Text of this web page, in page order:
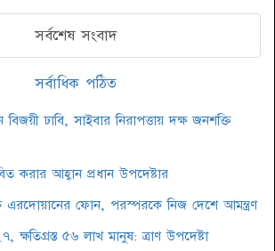
সর্বশেষ সংবাদ
সর্বাধিক পঠিত
বিজয়ী ঢাবি, সাইবার নিরাপত্তায় দক্ষ জনশক্তি
করার আহ্বান প্রধান উপদেষ্টার
এরদোয়ানের ফোন, পরস্পরকে নিজ দেশে আমন্ত্রণ
ক্ষতিগ্রস্ত ৫৬ লাখ মানুষ: ত্রাণ উপদেষ্টা